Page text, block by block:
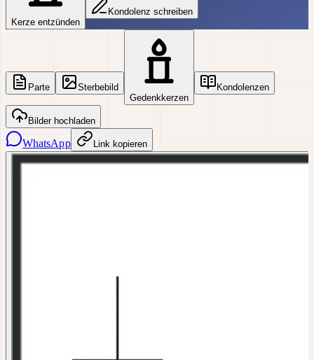
Kerze entzünden
Kondolenz schreiben
Parte
Sterbebild
Gedenkkerzen
Kondolenzen
Bilder hochladen
WhatsApp Link kopieren